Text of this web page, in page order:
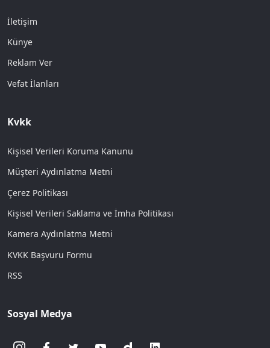
İletişim
Künye
Reklam Ver
Vefat İlanları
Kvkk
Kişisel Verileri Koruma Kanunu
Müşteri Aydınlatma Metni
Çerez Politikası
Kişisel Verileri Saklama ve İmha Politikası
Kamera Aydınlatma Metni
KVKK Başvuru Formu
RSS
Sosyal Medya